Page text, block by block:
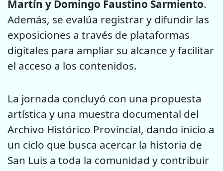
Martín y Domingo Faustino Sarmiento.
Además, se evalúa registrar y difundir las
exposiciones a través de plataformas
digitales para ampliar su alcance y facilitar
el acceso a los contenidos.
La jornada concluyó con una propuesta
artística y una muestra documental del
Archivo Histórico Provincial, dando inicio a
un ciclo que busca acercar la historia de
San Luis a toda la comunidad y contribuir